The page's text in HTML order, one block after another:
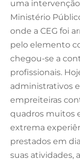
uma
Ministério
onde a CEG foi
pelo elemento
chegou-se a
profissionais.
administrativos
empreiteiras
quadros muitos
extrema
prestados em
suas atividades,